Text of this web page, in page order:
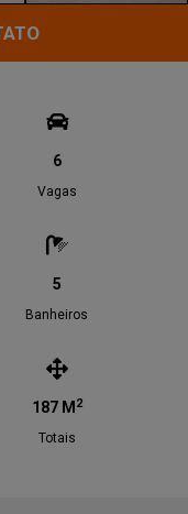
6
Vagas
5
Banheiros
187 M 2
Totais